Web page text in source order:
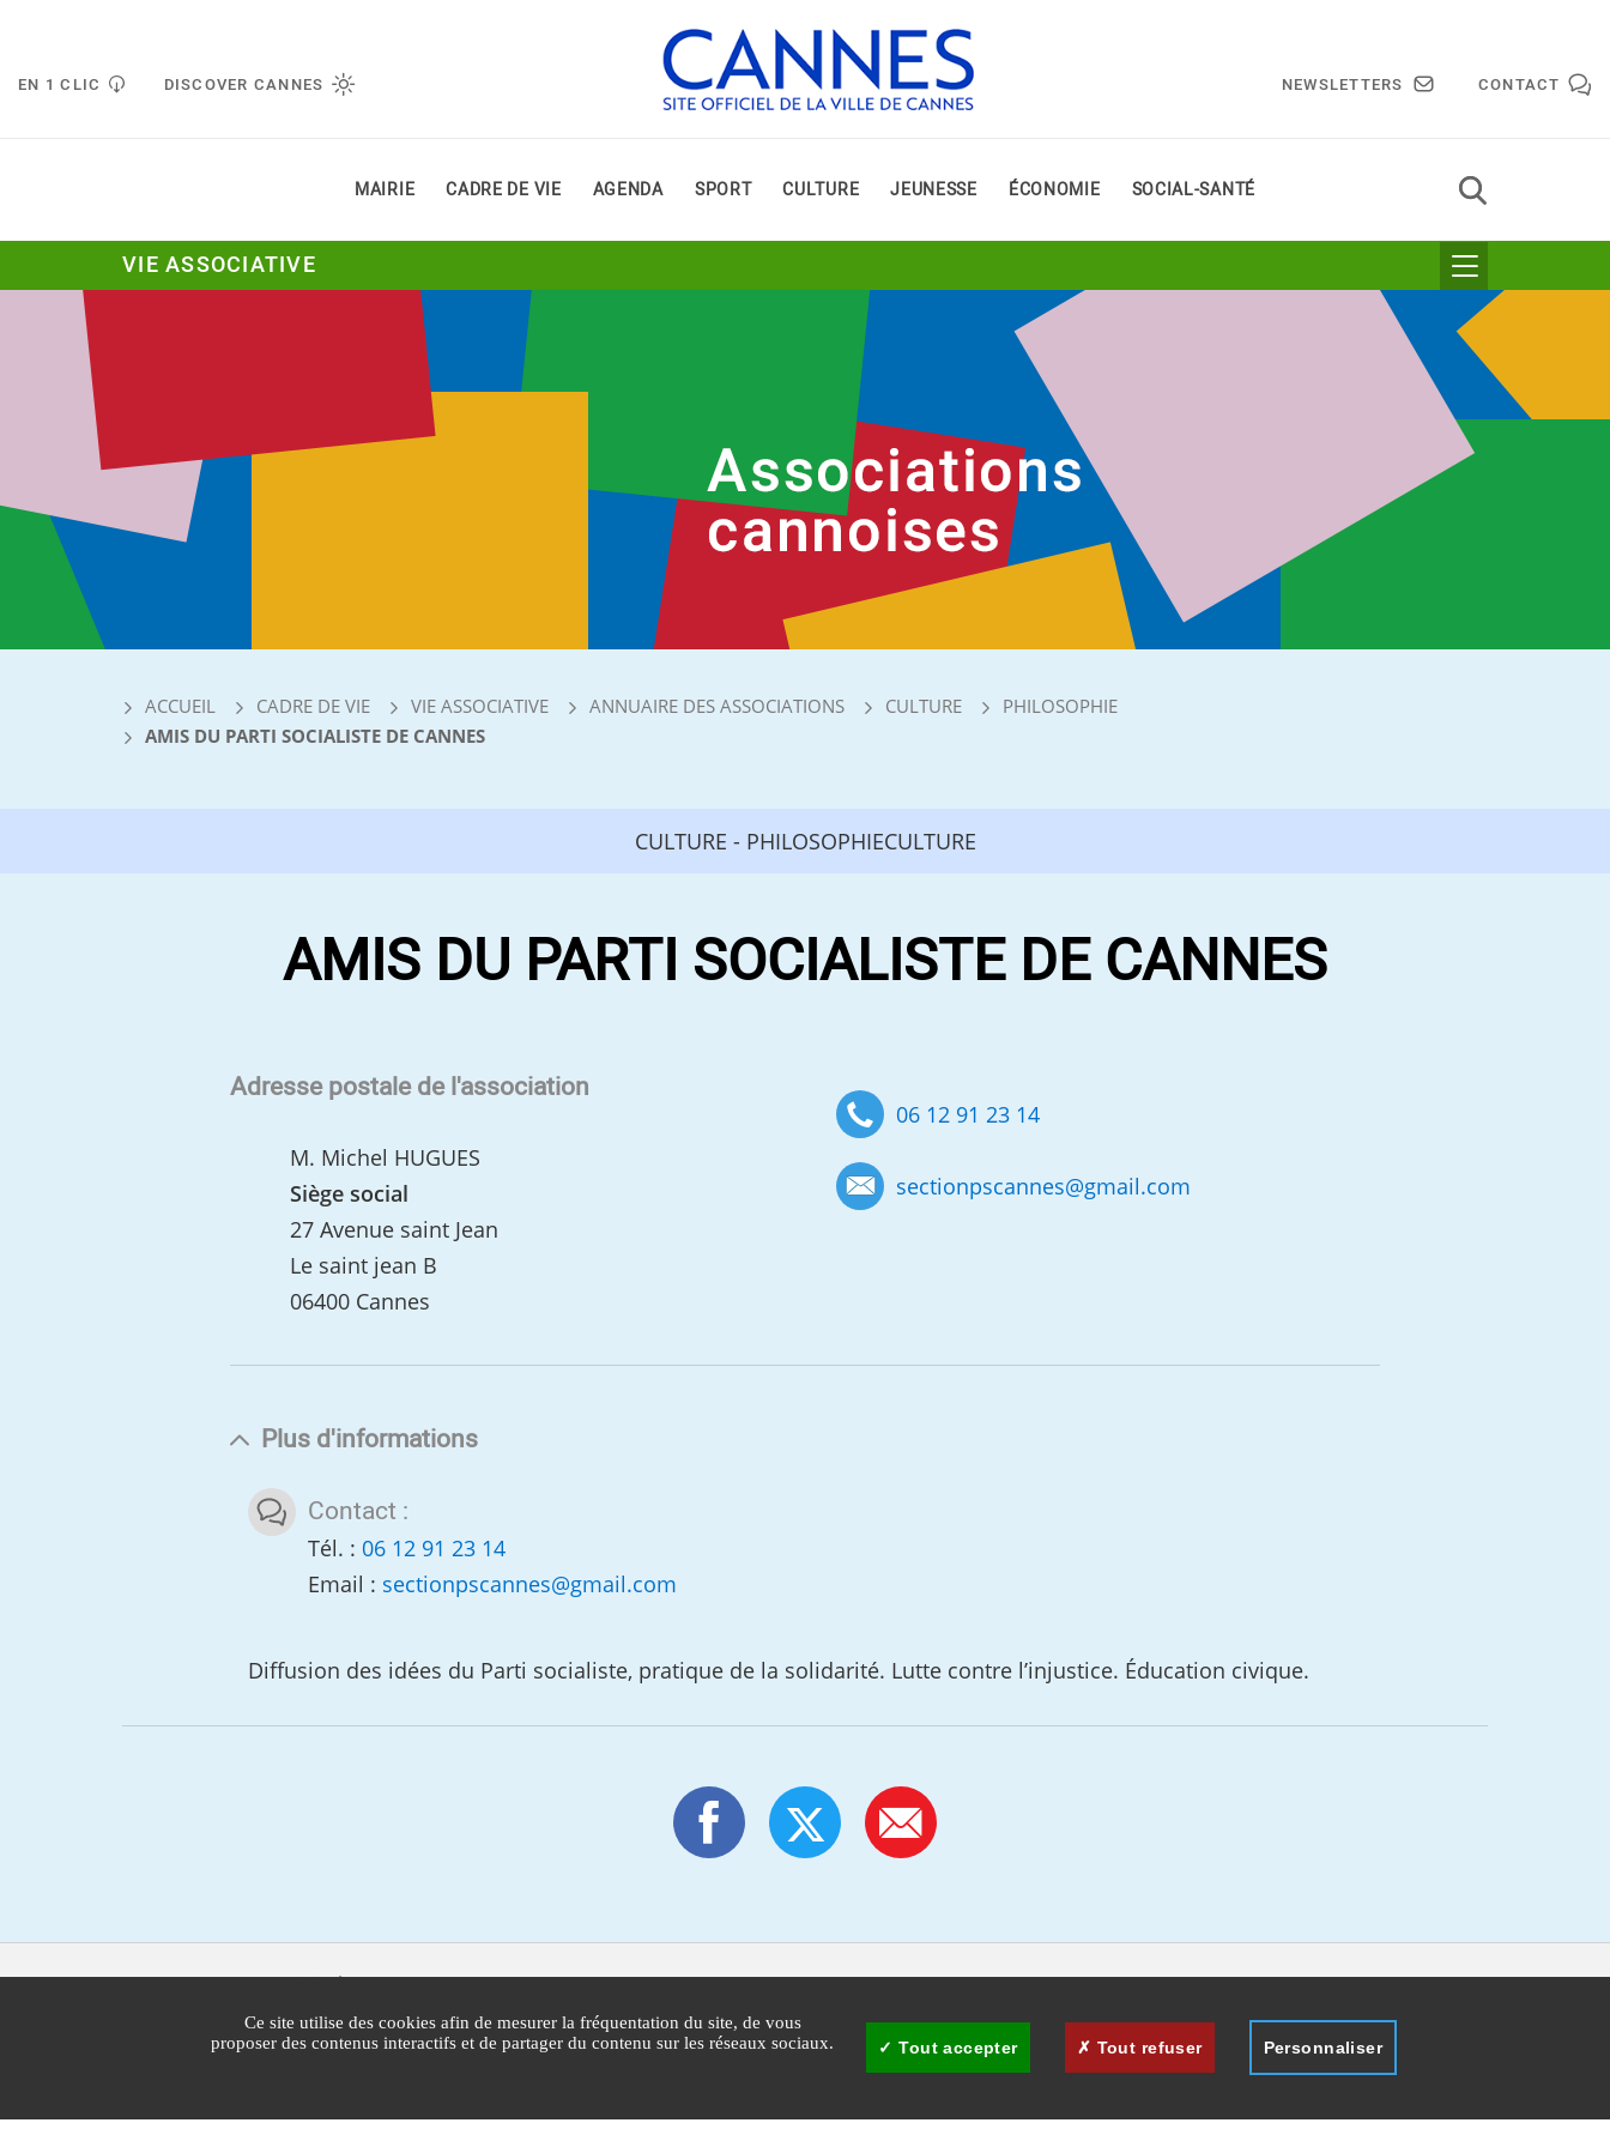
EN 1 CLIC DISCOVER CANNES NEWSLETTERS CONTACT
MAIRIE CADRE DE VIE AGENDA SPORT CULTURE JEUNESSE ÉCONOMIE SOCIAL-SANTÉ
VIE ASSOCIATIVE
ACCUEIL CADRE DE VIE VIE ASSOCIATIVE ANNUAIRE DES ASSOCIATIONS CULTURE
PHILOSOPHIE
AMIS DU PARTI SOCIALISTE DE CANNES
CULTURE - PHILOSOPHIECULTURE
AMIS DU PARTI SOCIALISTE DE CANNES
Adresse postale de l'association
M. Michel HUGUES
Siège social
27 Avenue saint Jean
Le saint jean B
06400 Cannes
06 12 91 23 14
sectionpscannes@gmail.com
Plus d'informations
Contact :
Tél. : 06 12 91 23 14
Email : sectionpscannes@gmail.com
Diffusion des idées du Parti socialiste, pratique de la solidarité. Lutte contre l’injustice. Éducation civique.
Mairie de Cannes
CS 30140
06414 Cedex Cannes
Ce site utilise des cookies afin de mesurer la fréquentation du site, de vous
proposer des contenus interactifs et de partager du contenu sur les réseaux sociaux.
Tout accepter Tout refuser Personnaliser